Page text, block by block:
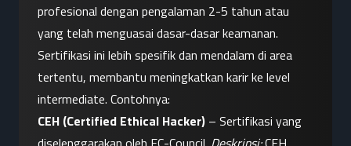
profesional dengan pengalaman 2-5 tahun atau
yang telah menguasai dasar-dasar keamanan.
Sertifikasi ini lebih spesifik dan mendalam di area
tertentu, membantu meningkatkan karir ke level
intermediate. Contohnya:
CEH (Certified Ethical Hacker) – Sertifikasi yang